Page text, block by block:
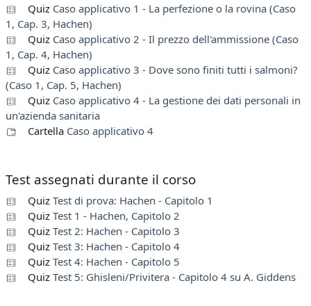
Quiz Caso applicativo 1 - La perfezione o la rovina (Caso
1, Cap. 3, Hachen)
Quiz Caso applicativo 2 - Il prezzo dell'ammissione (Caso
1, Cap. 4, Hachen)
Quiz Caso applicativo 3 - Dove sono finiti tutti i salmoni?
(Caso 1, Cap. 5, Hachen)
Quiz Caso applicativo 4 - La gestione dei dati personali in
un'azienda sanitaria
Cartella Caso applicativo 4
Test assegnati durante il corso
Quiz Test di prova: Hachen - Capitolo 1
Quiz Test 1 - Hachen, Capitolo 2
Quiz Test 2: Hachen - Capitolo 3
Quiz Test 3: Hachen - Capitolo 4
Quiz Test 4: Hachen - Capitolo 5
Quiz Test 5: Ghisleni/Privitera - Capitolo 4 su A. Giddens